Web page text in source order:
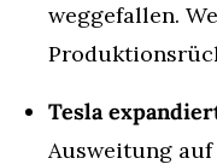
weggefallen.
Tesla
Ausweitung auf